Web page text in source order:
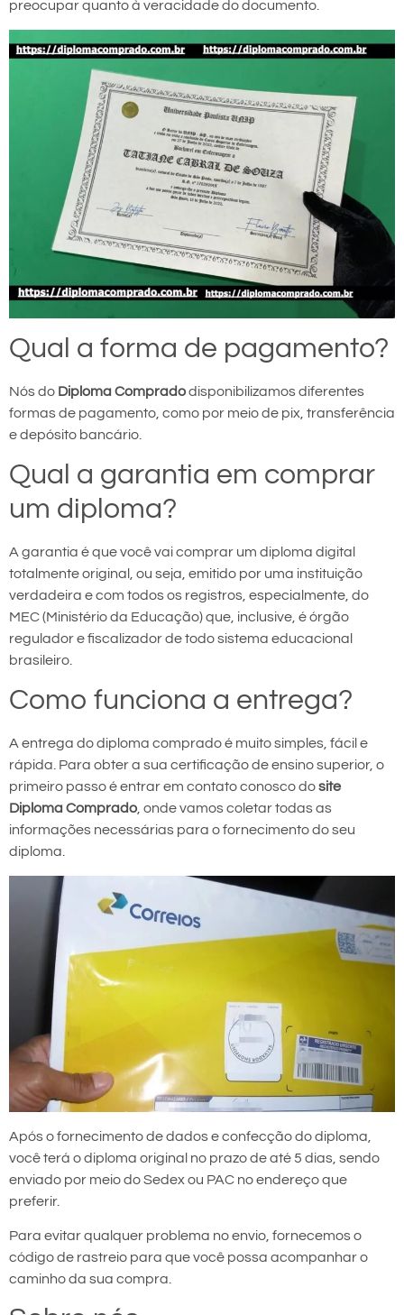
preocupar quanto à veracidade do documento.
Qual a forma de pagamento?
Nós do Diploma Compradodisponibilizamos diferentes
formas de pagamento, como por meio de pix, transferência
e depósito bancário.
Qual a garantia em comprar
um diploma?
A garantia é que você vai comprar um diploma digital
totalmente original, ou seja, emitido por uma instituição
verdadeira e com todos os registros, especialmente, do
MEC (Ministério da Educação) que, inclusive, é órgão
regulador e fiscalizador de todo sistema educacional
brasileiro.
Como funciona a entrega?
A entrega do diploma comprado é muito simples, fácil e
rápida. Para obter a sua certificação de ensino superior, o
primeiro passo é entrar em contato conosco dosite
Diploma Comprado, onde vamos coletar todas as
informações necessárias para o fornecimento do seu
diploma.
Após o fornecimento de dados e confecção do diploma,
você terá o diploma original no prazo de até 5 dias, sendo
enviado por meio do Sedex ou PAC no endereço que
preferir.
Para evitar qualquer problema no envio, fornecemos o
código de rastreio para que você possa acompanhar o
caminho da sua compra.